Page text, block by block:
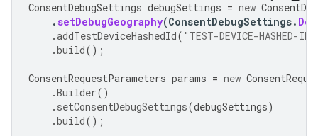
ConsentDebugSettings debugSettings = new
. setDebugGeography(ConsentDebugSettings.
.addTestDeviceHashedId( "TEST-DEVICE-HASHED-ID"
.build();
ConsentRequestParameters params = new
.Builder()
. setConsentDebugSettings(debugSettings)
.build();